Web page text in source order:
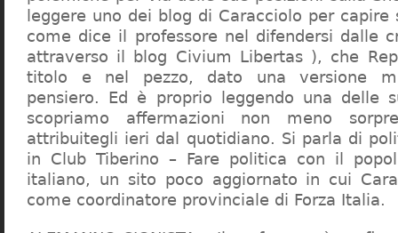
leggere uno dei blog di Caracciolo per
come dice il professore nel difendersi dalle
attraverso il blog Civium Libertas ), che
titolo e nel pezzo, dato una versione
pensiero. Ed è proprio leggendo una delle
scopriamo affermazioni non meno
attribuitegli ieri dal quotidiano. Si parla di
in Club Tiberino – Fare politica con il
italiano, un sito poco aggiornato in cui
come coordinatore provinciale di Forza Italia.